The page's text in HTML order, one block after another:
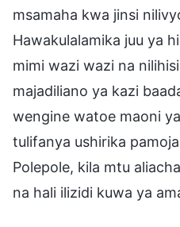
msamaha kwa jinsi
Hawakulalamika juu ya
mimi wazi wazi na
majadiliano ya kazi
wengine watoe maoni
tulifanya ushirika
Polepole, kila mtu
na hali ilizidi kuwa ya